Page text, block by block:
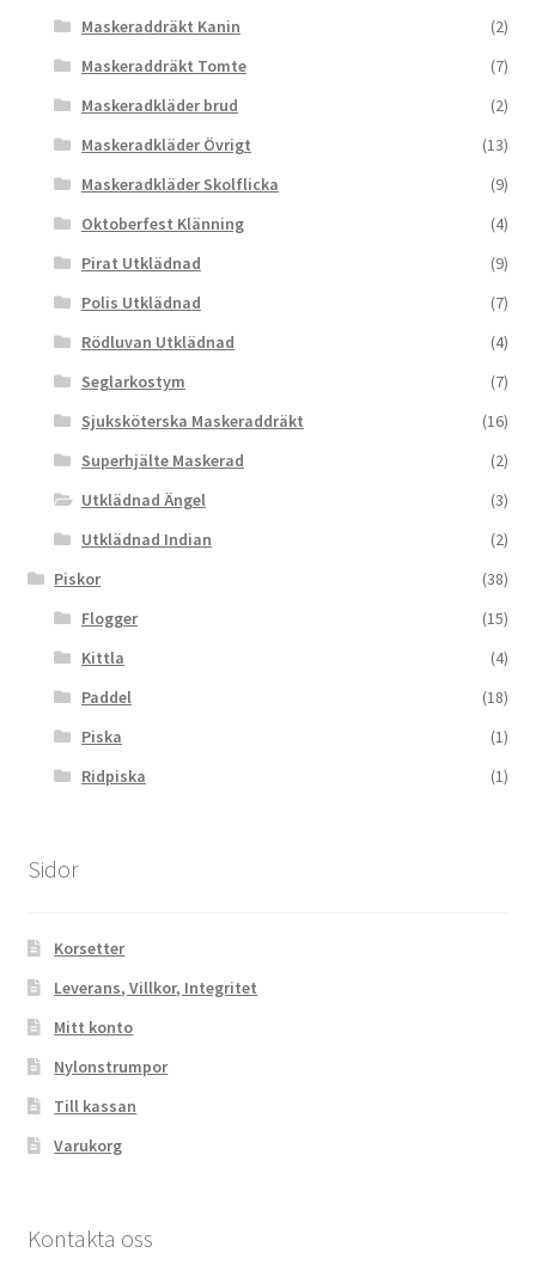
Maskeraddräkt Kanin
(2)
Maskeraddräkt Tomte
(7)
Maskeradkläder brud
(2)
Maskeradkläder Övrigt
(13)
Maskeradkläder Skolflicka
(9)
Oktoberfest Klänning
(4)
Pirat Utklädnad
(9)
Polis Utklädnad
(7)
Rödluvan Utklädnad
(4)
Seglarkostym
(7)
Sjuksköterska Maskeraddräkt
(16)
Superhjälte Maskerad
(2)
Utklädnad Ängel
(3)
Utklädnad Indian
(2)
Piskor
(38)
Flogger
(15)
Kittla
(4)
Paddel
(18)
Piska
(1)
Ridpiska
(1)
Sidor
Korsetter
Leverans, Villkor, Integritet
Mitt konto
Nylonstrumpor
Till kassan
Varukorg
Kontakta oss